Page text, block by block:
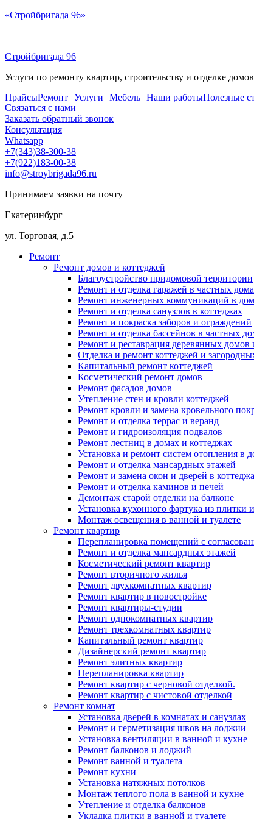
Перейти
«Стройбригада 96»
Стройбригада 96
Услуги по ремонту квартир, строительству и отделке
ПрайсыРемонт Услуги Мебель Наши работыПолезные
Связаться с нами
Заказать обратный звонок
Консультация
Whatsapp
+7(343)38-300-38
+7(922)183-00-38
info@stroybrigada96.ru
Принимаем заявки на почту
Екатеринбург
ул. Торговая, д.5
Ремонт
Ремонт домов и коттеджей
Благоустройство придомовой территории
Ремонт и отделка гаражей в частных
Ремонт инженерных коммуникаций в
Ремонт и отделка санузлов в коттеджах
Ремонт и покраска заборов и ограждений
Ремонт и отделка бассейнов в частных
Ремонт и реставрация деревянных домов
Отделка и ремонт коттеджей и
Капитальный ремонт коттеджей
Косметический ремонт домов
Ремонт фасадов домов
Утепление стен и кровли коттеджей
Ремонт кровли и замена кровельного
Ремонт и отделка террас и веранд
Ремонт и гидроизоляция подвалов
Ремонт лестниц в домах и коттеджах
Установка и ремонт систем отопления в
Ремонт и отделка мансардных этажей
Ремонт и замена окон и дверей в
Ремонт и отделка каминов и печей
Демонтаж старой отделки на балконе
Установка кухонного фартука из плитки
Монтаж освещения в ванной и туалете
Ремонт квартир
Перепланировка помещений с
Ремонт и отделка мансардных этажей
Косметический ремонт квартир
Ремонт вторичного жилья
Ремонт двухкомнатных квартир
Ремонт квартир в новостройке
Ремонт квартиры-студии
Ремонт однокомнатных квартир
Ремонт трехкомнатных квартир
Капитальный ремонт квартир
Дизайнерский ремонт квартир
Ремонт элитных квартир
Перепланировка квартир
Ремонт квартир с черновой отделкой.
Ремонт квартир с чистовой отделкой
Ремонт комнат
Установка дверей в комнатах и санузлах
Ремонт и герметизация швов на лоджии
Установка вентиляции в ванной и кухне
Ремонт балконов и лоджий
Ремонт ванной и туалета
Ремонт кухни
Установка натяжных потолков
Монтаж теплого пола в ванной и кухне
Утепление и отделка балконов
Укладка плитки в ванной и туалете